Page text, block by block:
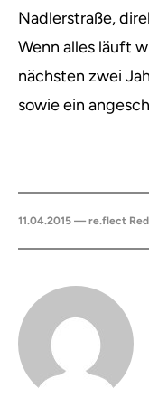
Nadlerstraße,
Wenn alles läuft
nächsten zwei
sowie ein
11.04.2015 — re.flect